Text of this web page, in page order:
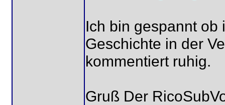
Ich bin gespannt
Geschichte in der
kommentiert ruhig.
Gruß Der